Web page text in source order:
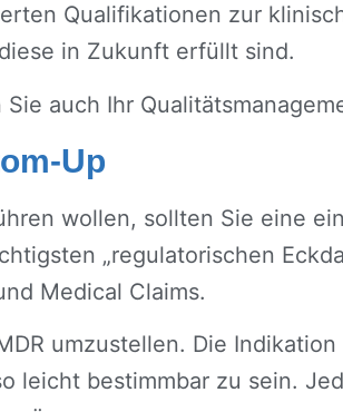
Qualifikationen zur
in Zukunft erfüllt sind.
auch Ihr
Up
wollen, sollten Sie eine
„regulatorischen
Medical Claims.
umzustellen. Die
leicht bestimmbar zu sein.